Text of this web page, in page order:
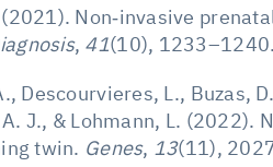
(2021). Non‐invasive
, 41(10), 1233–1240.
Descourvieres, L., Buzas,
J., & Lohmann, L.
twin. Genes, 13(11),